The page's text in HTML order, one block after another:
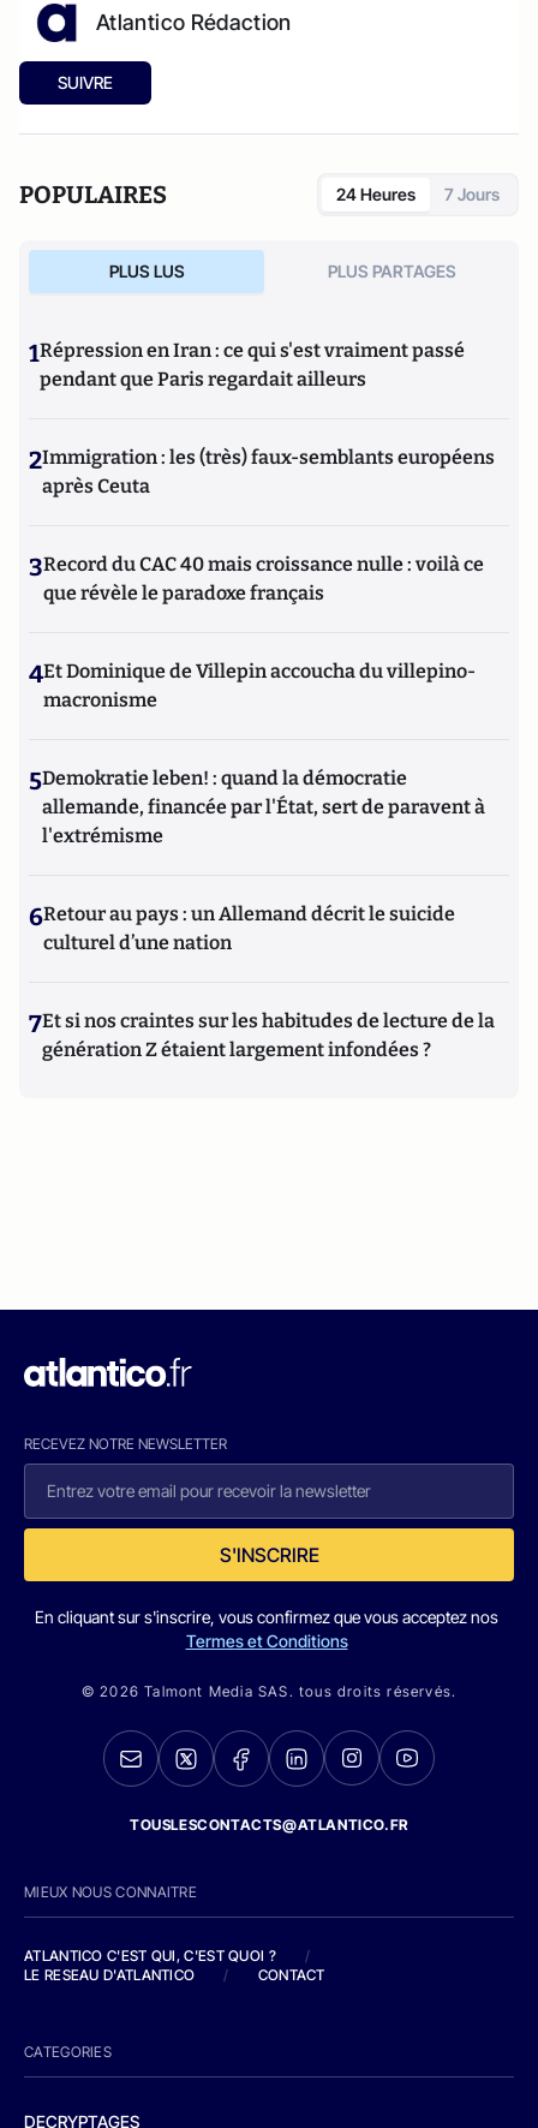
Atlantico Rédaction
SUIVRE
POPULAIRES 24 Heures 7 Jours
PLUS LUS PLUS PARTAGES
1Répression en Iran : ce qui s'est vraiment passé
pendant que Paris regardait ailleurs
2Immigration : les (très) faux-semblants européens
après Ceuta
3Record du CAC 40 mais croissance nulle : voilà ce
que révèle le paradoxe français
4Et Dominique de Villepin accoucha du villepino-
macronisme
5Demokratie leben! : quand la démocratie
allemande, financée par l'État, sert de paravent à
l'extrémisme
6Retour au pays : un Allemand décrit le suicide
culturel d’une nation
7Et si nos craintes sur les habitudes de lecture de la
génération Z étaient largement infondées ?
RECEVEZ NOTRE NEWSLETTER
S'INSCRIRE
En cliquant sur s'inscrire, vous confirmez que vous acceptez nos
Termes et Conditions
© 2026 Talmont Media SAS. tous droits réservés.
TOUSLESCONTACTS@ATLANTICO.FR
MIEUX NOUS CONNAITRE
ATLANTICO C'EST QUI, C'EST QUOI ?
/
LE RESEAU D'ATLANTICO
/ CONTACT
CATEGORIES
DECRYPTAGES